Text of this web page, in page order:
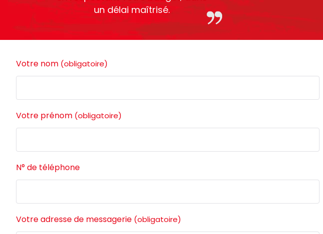
un délai maîtrisé.
Votre nom (obligatoire)
Votre prénom (obligatoire)
N° de téléphone
Votre adresse de messagerie (obligatoire)